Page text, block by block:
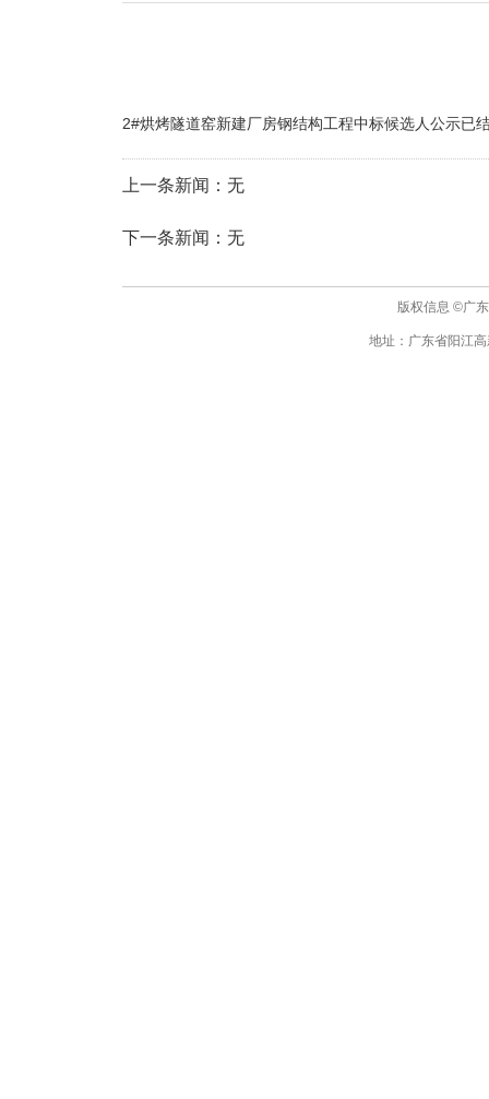
2#烘烤隧道窑新建厂房钢结构工程中标候选人公示已
上一条新闻：无
下一条新闻：无
版权信息 ©广
地址：广东省阳江